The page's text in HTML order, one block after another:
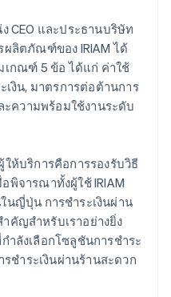
CEO และประธานบริษัท
ผลิตภัณฑ์ของ IRIAM ได้
เกณฑ์ 5 ข้อ ได้แก่ ค่าใช้
เงิน, มาตรการต่อต้านการ
ความพร้อมใช้งานระดับ
ห้บริการคือการรองรับวิธี
อพิจารณาทั้งผู้ใช้ IRIAM
นญี่ปุ่น การชำระเงินผ่าน
คัญสำหรับเราอย่างยิ่ง
ำลังเลือกโซลูชันการชำระ
ชำระเงินผ่านร้านสะดวก